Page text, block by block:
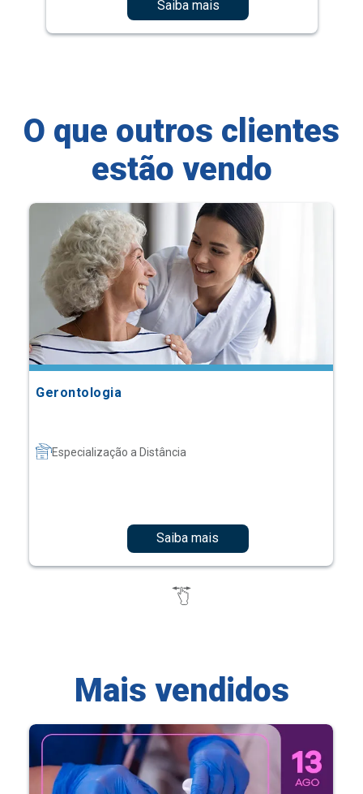
Saiba mais
O que outros clientes
estão vendo
Gerontologia
Especialização a Distância
Saiba mais
Mais vendidos